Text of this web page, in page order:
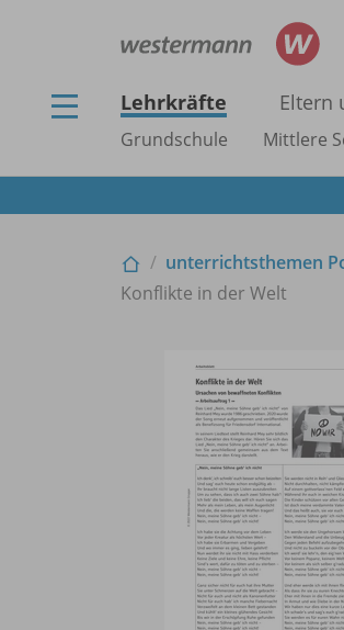
Lehrkräfte Eltern
Grundschule Mittlere
unterrichtsthemen
Konflikte in der Welt